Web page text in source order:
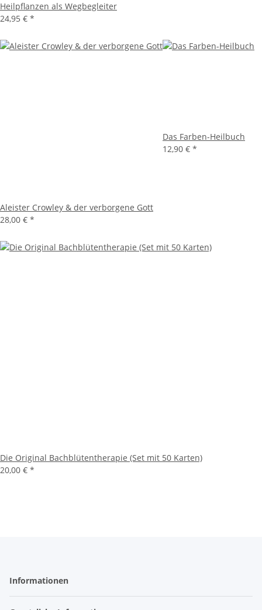
Heilpflanzen als Wegbegleiter
24,95 € *
Aleister Crowley & der verborgene Gott
28,00 € *
Das Farben-Heilbuch
12,90 € *
Die Original Bachblütentherapie (Set mit 50 Karten)
20,00 € *
Informationen